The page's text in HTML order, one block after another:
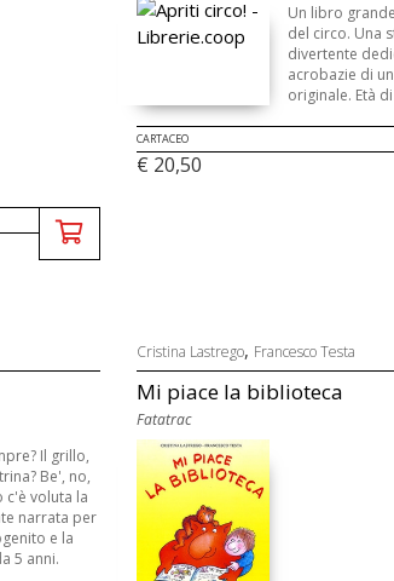
Un libro
del circo. Una
divertente
acrobazie di
originale. Età
CARTACEO
€ 20,50
Il grillo,
Be', no,
c'è voluta la
narrata per
e la
5 anni.
Cristina Lastrego, Francesco Testa
Mi piace la biblioteca
Fatatrac